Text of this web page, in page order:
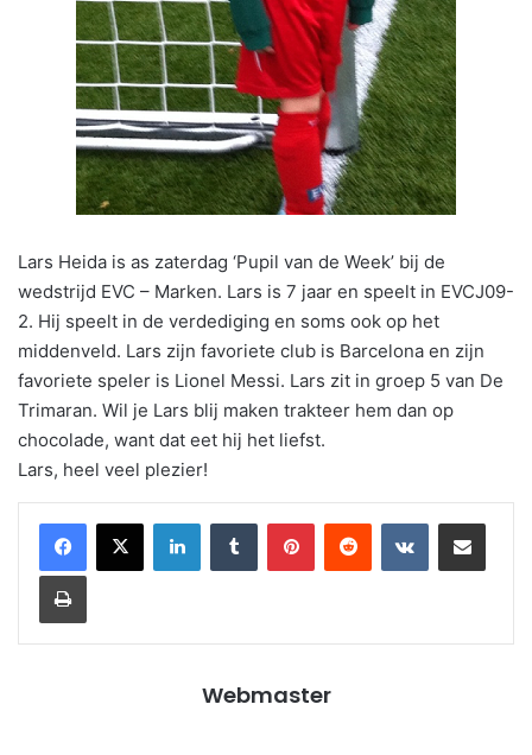
Lars Heida is as zaterdag ‘Pupil van de Week’ bij de
wedstrijd EVC – Marken. Lars is 7 jaar en speelt in EVCJ09-
2. Hij speelt in de verdediging en soms ook op het
middenveld. Lars zijn favoriete club is Barcelona en zijn
favoriete speler is Lionel Messi. Lars zit in groep 5 van De
Trimaran. Wil je Lars blij maken trakteer hem dan op
chocolade, want dat eet hij het liefst.
Lars, heel veel plezier!
LinkedInTumblr PinterestReddit VKontakteShare via Email
Print
Webmaster